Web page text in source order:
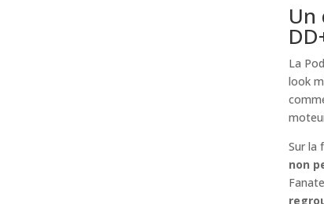
Un
La
look
Sur la
non